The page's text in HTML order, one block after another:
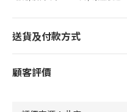
送貨及付款方式
顧客評價